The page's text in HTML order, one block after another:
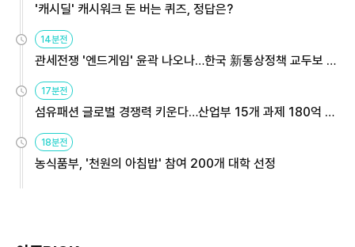
'캐시딜' 캐시워크 돈 버는 퀴즈, 정답은?
14분전
관세전쟁 '엔드게임' 윤곽 나오나…한국 新통상정책 교두보 활
용해야
17분전
섬유패션 글로벌 경쟁력 키운다…산업부 15개 과제 180억 지
원
18분전
농식품부, '천원의 아침밥' 참여 200개 대학 선정